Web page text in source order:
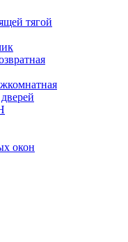
тягой
окон